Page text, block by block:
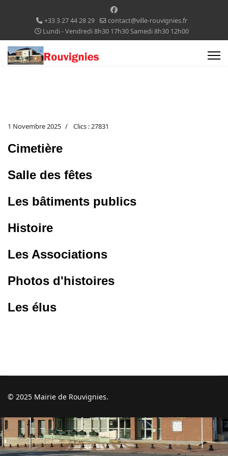
+33 3 27 44 28 29
contact@ville-rouvignies.fr
Lundi - Vendredi 8h30 17h30 Samedi 8h30 12h00
1 Novembre 2025 Clics : 27831
Cimetière
Salle des fêtes
Les bâtiments publics
Histoire
Les Associations
Photos d'histoires
Les élus
© 2025 Mairie de Rouvignies.